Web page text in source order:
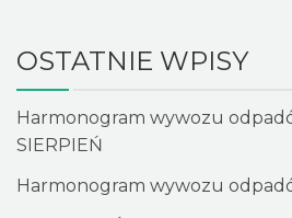
OSTATNIE WPISY
Harmonogram wywozu
SIERPIEŃ
Harmonogram wywozu